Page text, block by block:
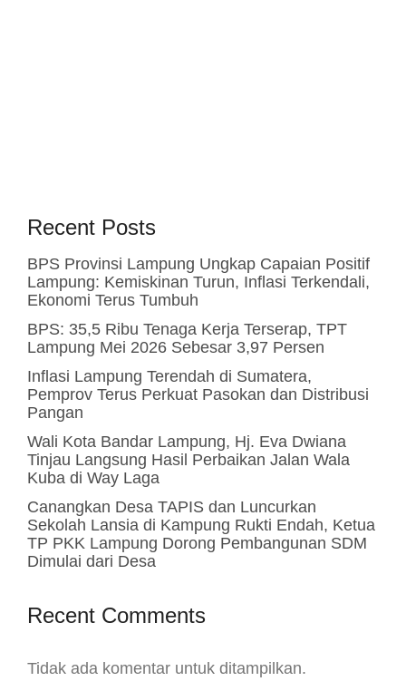
Recent Posts
BPS Provinsi Lampung Ungkap Capaian Positif
Lampung: Kemiskinan Turun, Inflasi Terkendali,
Ekonomi Terus Tumbuh
BPS: 35,5 Ribu Tenaga Kerja Terserap, TPT
Lampung Mei 2026 Sebesar 3,97 Persen
Inflasi Lampung Terendah di Sumatera,
Pemprov Terus Perkuat Pasokan dan Distribusi
Pangan
Wali Kota Bandar Lampung, Hj. Eva Dwiana
Tinjau Langsung Hasil Perbaikan Jalan Wala
Kuba di Way Laga
Canangkan Desa TAPIS dan Luncurkan
Sekolah Lansia di Kampung Rukti Endah, Ketua
TP PKK Lampung Dorong Pembangunan SDM
Dimulai dari Desa
Recent Comments
Tidak ada komentar untuk ditampilkan.